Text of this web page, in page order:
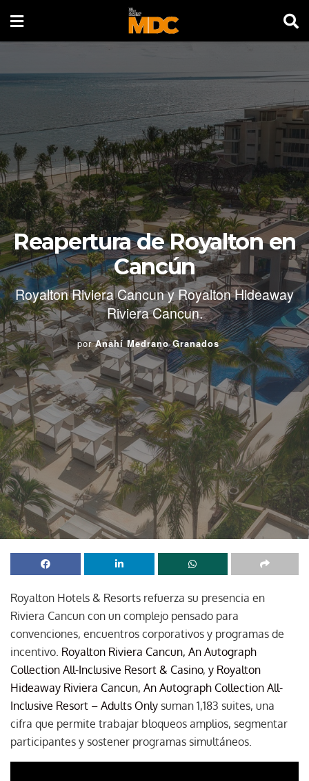
Reapertura de Royalton en
Cancún
Royalton Riviera Cancun y Royalton Hideaway
Riviera Cancun.
por Anahí Medrano Granados
Royalton Hotels & Resorts refuerza su presencia en
Riviera Cancun con un complejo pensado para
convenciones, encuentros corporativos y programas de
incentivo. Royalton Riviera Cancun, An Autograph
Collection All-Inclusive Resort & Casino, y Royalton
Hideaway Riviera Cancun, An Autograph Collection All-
Inclusive Resort – Adults Only suman 1,183 suites, una
cifra que permite trabajar bloqueos amplios, segmentar
participantes y sostener programas simultáneos.